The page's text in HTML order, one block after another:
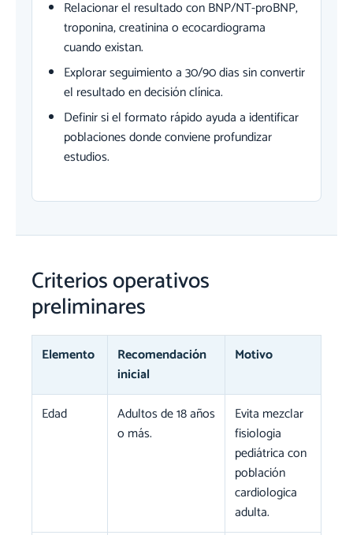
Relacionar el resultado con BNP/NT-proBNP,
troponina, creatinina o ecocardiograma
cuando existan.
Explorar seguimiento a 30/90 dias sin convertir
el resultado en decisión clínica.
Definir si el formato rápido ayuda a identificar
poblaciones donde conviene profundizar
estudios.
Criterios operativos
preliminares
Elemento
Recomendación
inicial
Motivo
Edad
Adultos de 18 años
o más.
Evita mezclar
fisiologia
pediátrica con
población
cardiologica
adulta.